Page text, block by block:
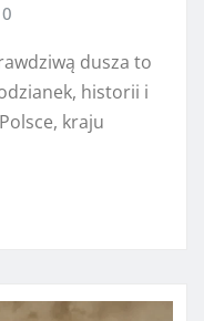
0
dusza to
historii i
kraju